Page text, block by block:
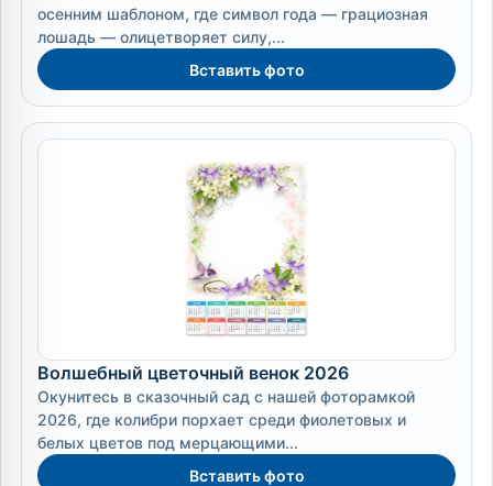
осенним шаблоном, где символ года — грациозная
лошадь — олицетворяет силу,...
Вставить фото
Волшебный цветочный венок 2026
Окунитесь в сказочный сад с нашей фоторамкой
2026, где колибри порхает среди фиолетовых и
белых цветов под мерцающими...
Вставить фото